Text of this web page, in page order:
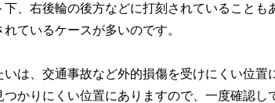
下、右後輪の後方などに打刻されていることも
れているケースが多いのです。
は、交通事故など外的損傷を受けにくい位置
つかりにくい位置にありますので、一度確認し